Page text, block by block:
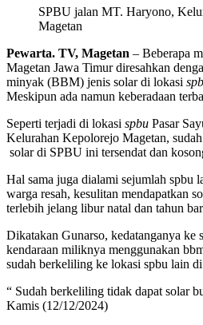
SPBU jalan MT. Haryono,
Magetan
Pewarta. TV, Magetan – Beberapa
Magetan Jawa Timur diresahkan
minyak (BBM) jenis solar di lokasi
Meskipun ada namun keberadaan
Seperti terjadi di lokasi spbu Pasar
Kelurahan Kepolorejo Magetan,
solar di SPBU ini tersendat dan
Hal sama juga dialami sejumlah spbu
warga resah, kesulitan mendapatkan
terlebih jelang libur natal dan tahun
Dikatakan Gunarso, kedatanganya ke
kendaraan miliknya menggunakan
sudah berkeliling ke lokasi spbu lain
“ Sudah berkeliling tidak dapat solar
Kamis (12/12/2024)